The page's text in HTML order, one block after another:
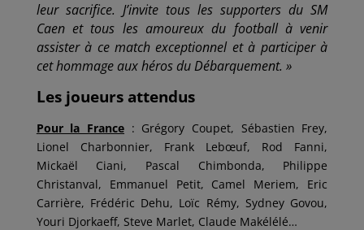
leur sacrifice. J’invite tous les supporters du SM
Caen et tous les amoureux du football à venir
assister à ce match exceptionnel et à participer à
cet hommage aux héros du Débarquement. »
Les joueurs attendus
Pour la France : Grégory Coupet, Sébastien Frey,
Lionel Charbonnier, Frank Lebœuf, Rod Fanni,
Mickaël Ciani, Pascal Chimbonda, Philippe
Christanval, Emmanuel Petit, Camel Meriem, Eric
Carrière, Frédéric Dehu, Loïc Rémy, Sydney Govou,
Youri Djorkaeff, Steve Marlet, Claude Makélélé…